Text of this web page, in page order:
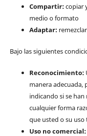
Compartir:copiar
medio o formato
Adaptar:
Bajo las siguientes
Reconocimiento:
manera adecuada,
indicando si se
cualquier forma
que usted o su uso
Uso no comercial: